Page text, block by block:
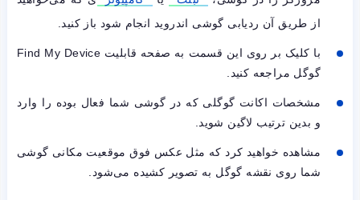
از طریق آن ردیابی گوشی اندروید انجام شود باز کنید.
با کلیک بر روی این قسمت به صفحه قابلیت Find My Device
گوگل مراجعه کنید.
مشخصات اکانت گوگلی که در گوشی شما فعال بوده را وارد
و بدین ترتیب لاگین شوید.
مشاهده خواهید کرد که مثل عکس فوق موقعیت مکانی گوشی
شما روی نقشه گوگل به تصویر کشیده می‌شود.